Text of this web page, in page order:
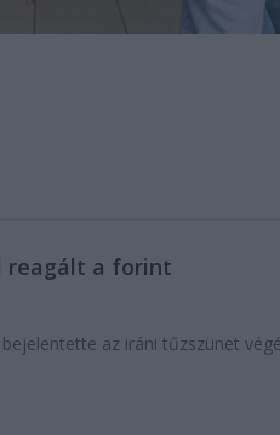
reagált a forint
az iráni tűzszünet